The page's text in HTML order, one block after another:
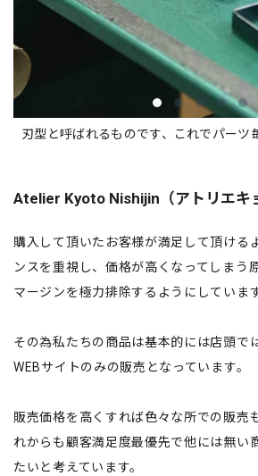
刃型と呼ばれるものです、これでパーツ
Atelier Kyoto Nishijin（アトリエキ
購入して頂いたお客様が満足して頂ける
ンスを重視し、価格が高くなってしまう
マージンを極力排除するようにしています
その為私たちの商品は基本的には店頭で
WEBサイトのみの販売となっています。
販売価格を高くすれば色々な所での販売
れからも顧客満足度最優先で他には無い
たいと考えています。